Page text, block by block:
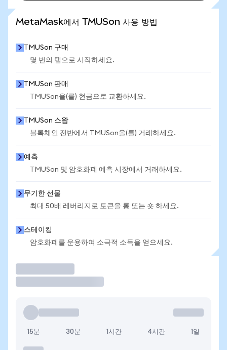
MetaMask에서 TMUSon 사용 방법
TMUSon 구매
몇 번의 탭으로 시작하세요.
TMUSon 판매
TMUSon을(를) 현금으로 교환하세요.
TMUSon 스왑
블록체인 전반에서 TMUSon을(를) 거래하세요.
예측
TMUSon 및 암호화폐 예측 시장에서 거래하세요.
무기한 선물
최대 50배 레버리지로 토큰을 롱 또는 숏 하세요.
스테이킹
암호화폐를 운용하여 소극적 소득을 얻으세요.
15분 30분 1시간 4시간 1일